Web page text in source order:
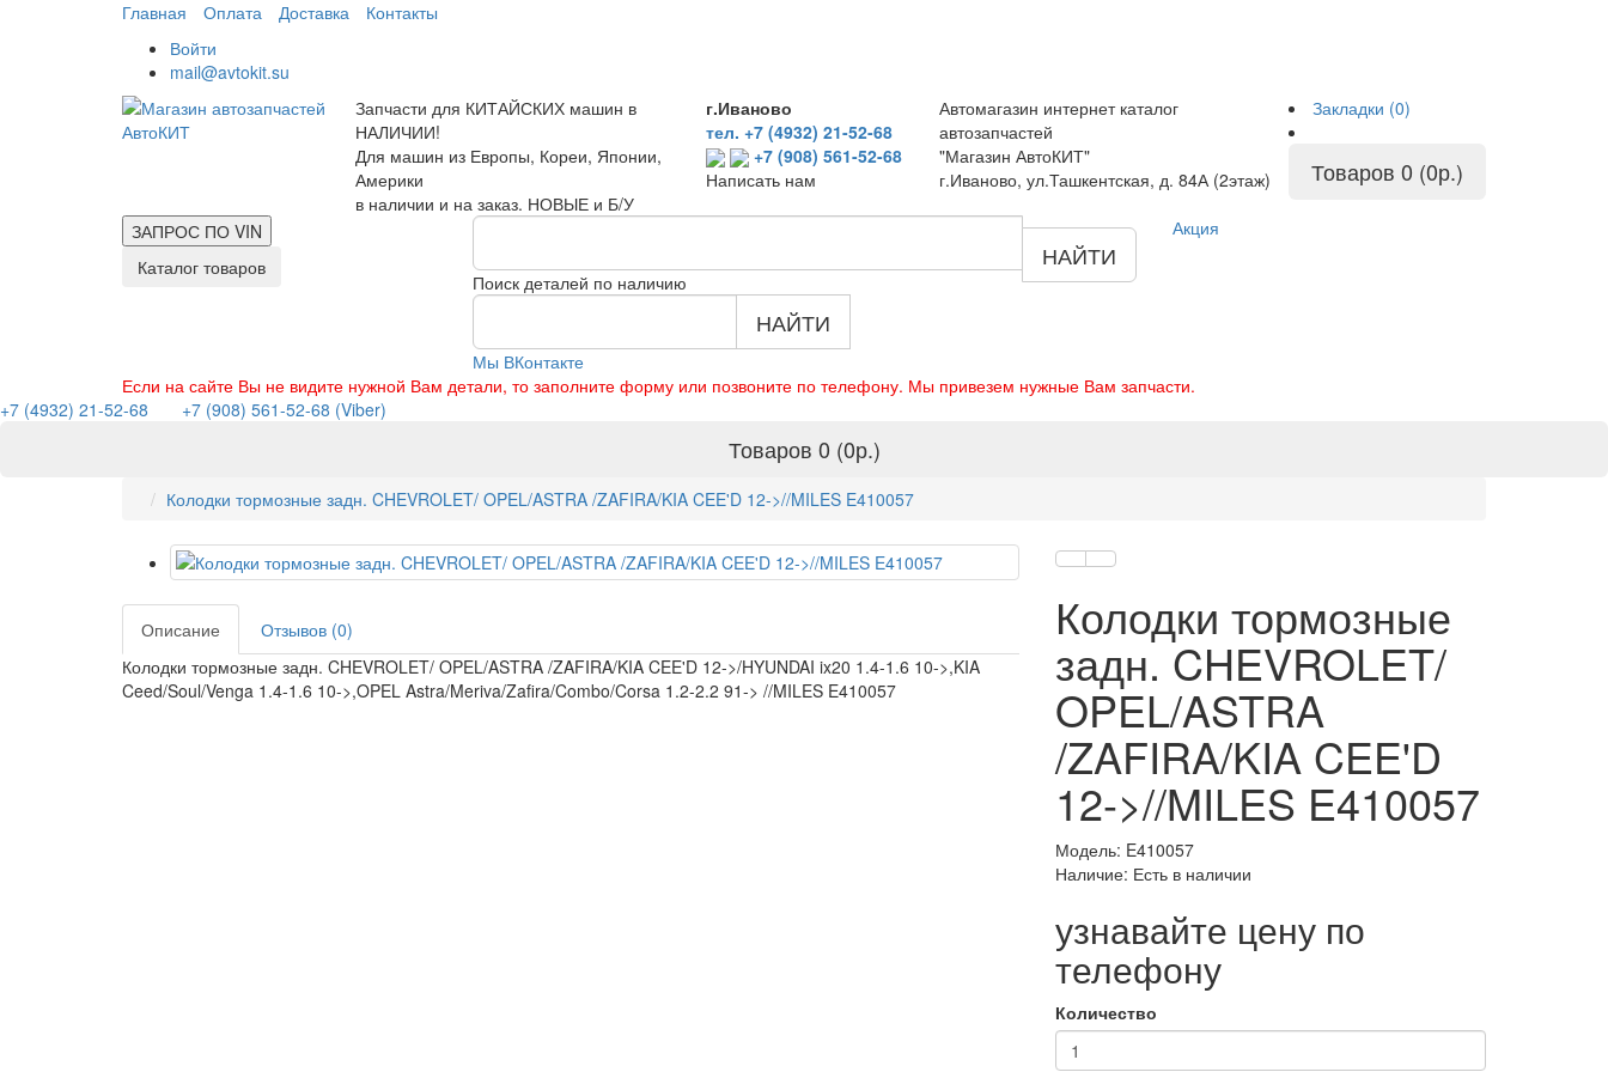
Главная Оплата Доставка
Контакты
Войти
mail@avtokit.su
Запчасти для КИТАЙСКИХ машин в
НАЛИЧИИ!
Для машин из Европы, Кореи, Японии,
Америки
в наличии и на заказ. НОВЫЕ и Б/У
г.Иваново
тел. +7 (4932) 21-52-68
+7 (908) 561-52-68
Написать нам
Автомагазин интернет каталог
автозапчастей
"Магазин АвтоКИТ"
г.Иваново, ул.Ташкентская, д. 84А (2этаж)
Закладки (0)
Товаров 0 (0р.)
ЗАПРОС ПО VIN
Каталог товаров
Поиск деталей по наличию
НАЙТИ
НАЙТИ
Мы ВКонтакте
Акция
Если на сайте Вы не видите нужной Вам детали, то заполните форму или позвоните по телефону. Мы привезем нужные Вам запчасти.
+7 (4932) 21-52-68
+7 (908) 561-52-68 (Viber)
Товаров 0 (0р.)
Колодки тормозные задн. CHEVROLET/ OPEL/ASTRA /ZAFIRA/KIA CEE'D 12->//MILES E410057
Описание
Отзывов (0)
Колодки тормозные задн. CHEVROLET/ OPEL/ASTRA /ZAFIRA/KIA CEE'D 12->/HYUNDAI ix20 1.4-1.6 10->,KIA
Ceed/Soul/Venga 1.4-1.6 10->,OPEL Astra/Meriva/Zafira/Combo/Corsa 1.2-2.2 91-> //MILES E410057
Колодки тормозные
задн. CHEVROLET/
OPEL/ASTRA
/ZAFIRA/KIA CEE'D
12->//MILES E410057
Модель: E410057
Наличие: Есть в наличии
узнавайте цену по
телефону
Количество